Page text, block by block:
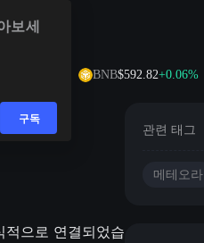
BNB$592.82+0.06%
으로 연결되었습
관련 태그
메테오라
보세
구독